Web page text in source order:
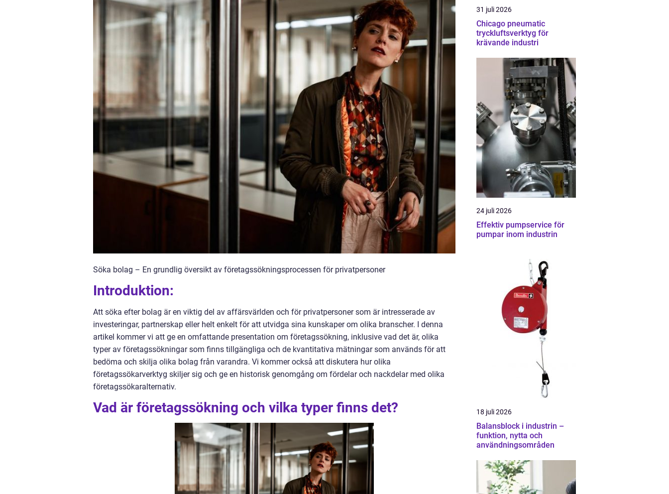
Söka bolag – En grundlig översikt av företagssökningsprocessen för privatpersoner
Introduktion:
Att söka efter bolag är en viktig del av affärsvärlden och för privatpersoner som är intresserade av
investeringar, partnerskap eller helt enkelt för att utvidga sina kunskaper om olika branscher. I denna
artikel kommer vi att ge en omfattande presentation om företagssökning, inklusive vad det är, olika
typer av företagssökningar som finns tillgängliga och de kvantitativa mätningar som används för att
bedöma och skilja olika bolag från varandra. Vi kommer också att diskutera hur olika
företagssökarverktyg skiljer sig och ge en historisk genomgång om fördelar och nackdelar med olika
företagssökaralternativ.
Vad är företagssökning och vilka typer finns det?
31 juli 2026
Chicago pneumatic
tryckluftsverktyg för
krävande industri
24 juli 2026
Effektiv pumpservice för
pumpar inom industrin
18 juli 2026
Balansblock i industrin –
funktion, nytta och
användningsområden